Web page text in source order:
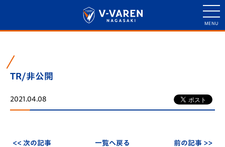
TR/非公開
2021.04.08
<< 次の記事 一覧へ戻る 前の記事 >>